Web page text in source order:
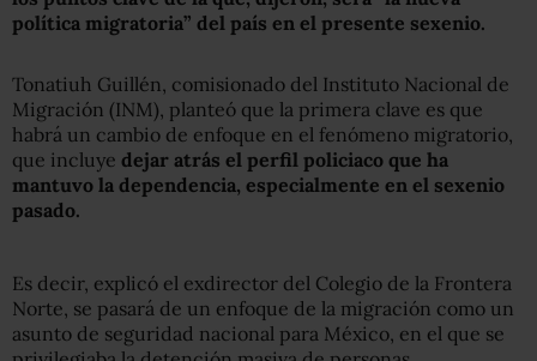
política migratoria” del país en el presente sexenio.
Tonatiuh Guillén, comisionado del Instituto Nacional de
Migración (INM), planteó que la primera clave es que
habrá un cambio de enfoque en el fenómeno migratorio,
que incluye dejar atrás el perfil policiaco que ha
mantuvo la dependencia, especialmente en el sexenio
pasado.
Es decir, explicó el exdirector del Colegio de la Frontera
Norte, se pasará de un enfoque de la migración como un
asunto de seguridad nacional para México, en el que se